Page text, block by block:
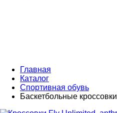
Главная
Каталог
Спортивная обувь
Баскетбольные кроссовки